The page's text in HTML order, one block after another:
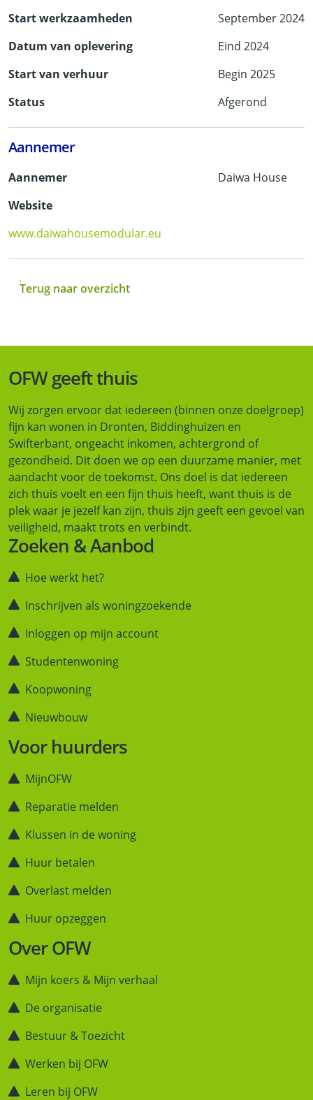
Start werkzaamheden
September 2024
Datum van oplevering
Eind 2024
Start van verhuur
Begin 2025
Status
Afgerond
Aannemer
Aannemer
Daiwa House
Website
www.daiwahousemodular.eu
Terug naar overzicht
OFW geeft thuis
Wij zorgen ervoor dat iedereen (binnen onze doelgroep)
fijn kan wonen in Dronten, Biddinghuizen en
Swifterbant, ongeacht inkomen, achtergrond of
gezondheid. Dit doen we op een duurzame manier, met
aandacht voor de toekomst. Ons doel is dat iedereen
zich thuis voelt en een fijn thuis heeft, want thuis is de
plek waar je jezelf kan zijn, thuis zijn geeft een gevoel van
veiligheid, maakt trots en verbindt.
Zoeken & Aanbod
Hoe werkt het?
Inschrijven als woningzoekende
Inloggen op mijn account
Studentenwoning
Koopwoning
Nieuwbouw
Voor huurders
MijnOFW
Reparatie melden
Klussen in de woning
Huur betalen
Overlast melden
Huur opzeggen
Over OFW
Mijn koers & Mijn verhaal
De organisatie
Bestuur & Toezicht
Werken bij OFW
Leren bij OFW